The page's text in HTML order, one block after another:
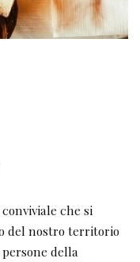
che si
del nostro territorio
della